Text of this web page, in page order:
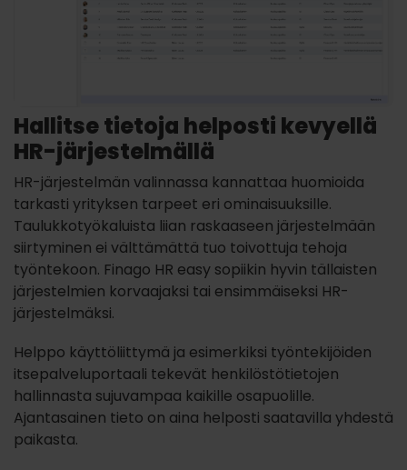
Hallitse tietoja helposti kevyellä
HR-järjestelmällä
HR-järjestelmän valinnassa kannattaa huomioida
tarkasti yrityksen tarpeet eri ominaisuuksille.
Taulukkotyökaluista liian raskaaseen järjestelmään
siirtyminen ei välttämättä tuo toivottuja tehoja
työntekoon. Finago HR easy sopiikin hyvin tällaisten
järjestelmien korvaajaksi tai ensimmäiseksi HR-
järjestelmäksi.
Helppo käyttöliittymä ja esimerkiksi työntekijöiden
itsepalveluportaali tekevät henkilöstötietojen
hallinnasta sujuvampaa kaikille osapuolille.
Ajantasainen tieto on aina helposti saatavilla yhdestä
paikasta.